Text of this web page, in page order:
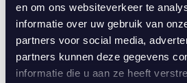
en om ons websiteverkeer te
informatie over uw gebruik van
partners voor social media,
partners kunnen deze gegevens
informatie die u aan ze heeft